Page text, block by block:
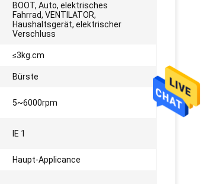
BOOT, Auto, elektrisches
Fahrrad, VENTILATOR,
Haushaltsgerät, elektrischer
Verschluss
≤3kg.cm
Bürste
5~6000rpm
IE 1
Haupt-Applicance